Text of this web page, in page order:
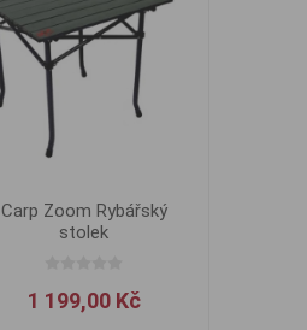
Carp Zoom Rybářský
stolek
1 199,00 Kč